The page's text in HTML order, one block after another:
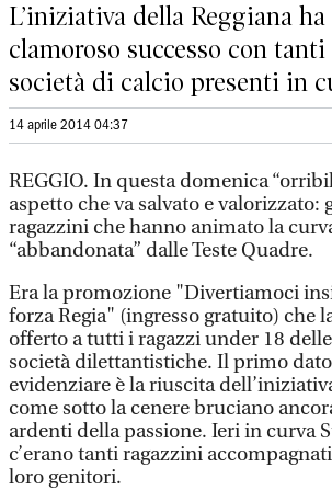
L’iniziativa della Reggiana
clamoroso successo con
società di calcio presenti in
14 aprile 2014 04:37
REGGIO. In questa domenica
aspetto che va salvato e valorizzato:
ragazzini che hanno animato la
“abbandonata” dalle Teste Quadre.
Era la promozione "Divertiamoci
forza Regia" (ingresso gratuito) che
offerto a tutti i ragazzi under 18
società dilettantistiche. Il primo
evidenziare è la riuscita
come sotto la cenere bruciano
ardenti della passione. Ieri in curva
c’erano tanti ragazzini
loro genitori.